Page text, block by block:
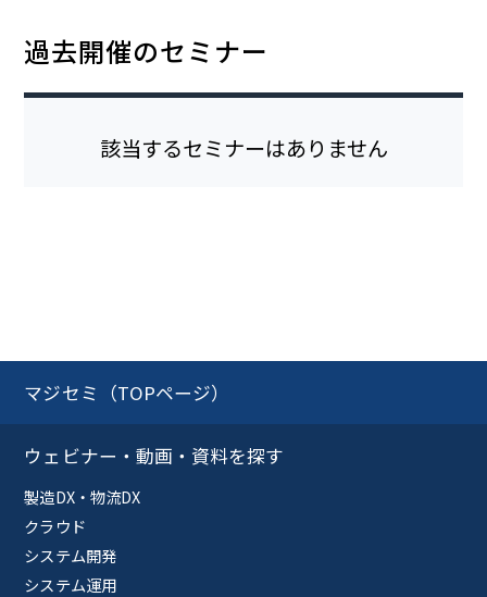
過去開催のセミナー
該当するセミナーはありません
マジセミ（TOPページ）
ウェビナー・動画・資料を探す
製造DX・物流DX
クラウド
システム開発
システム運用